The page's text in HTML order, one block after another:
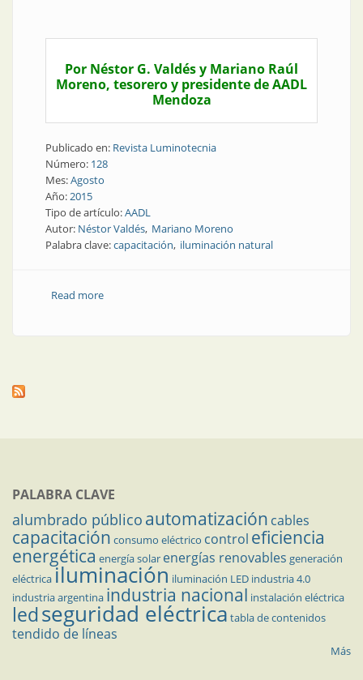
Por Néstor G. Valdés y Mariano Raúl
Moreno, tesorero y presidente de AADL
Mendoza
Publicado en: Revista Luminotecnia
Número: 128
Mes:Agosto
Año:2015
Tipo de artículo:AADL
Autor: Néstor Valdés Mariano Moreno
Palabra clave:capacitación iluminación natural
Read moreabout AADL | Capacitación de alto nivel académico en
PALABRA CLAVE
alumbrado público automatización cables
capacitación consumo eléctrico control eficiencia
energética energía solar energías renovables generación
eléctricailuminación iluminación LED industria 4.0
industria argentina industria nacional instalación eléctrica
ledseguridad eléctrica tabla de contenidos
tendido de líneas
Más